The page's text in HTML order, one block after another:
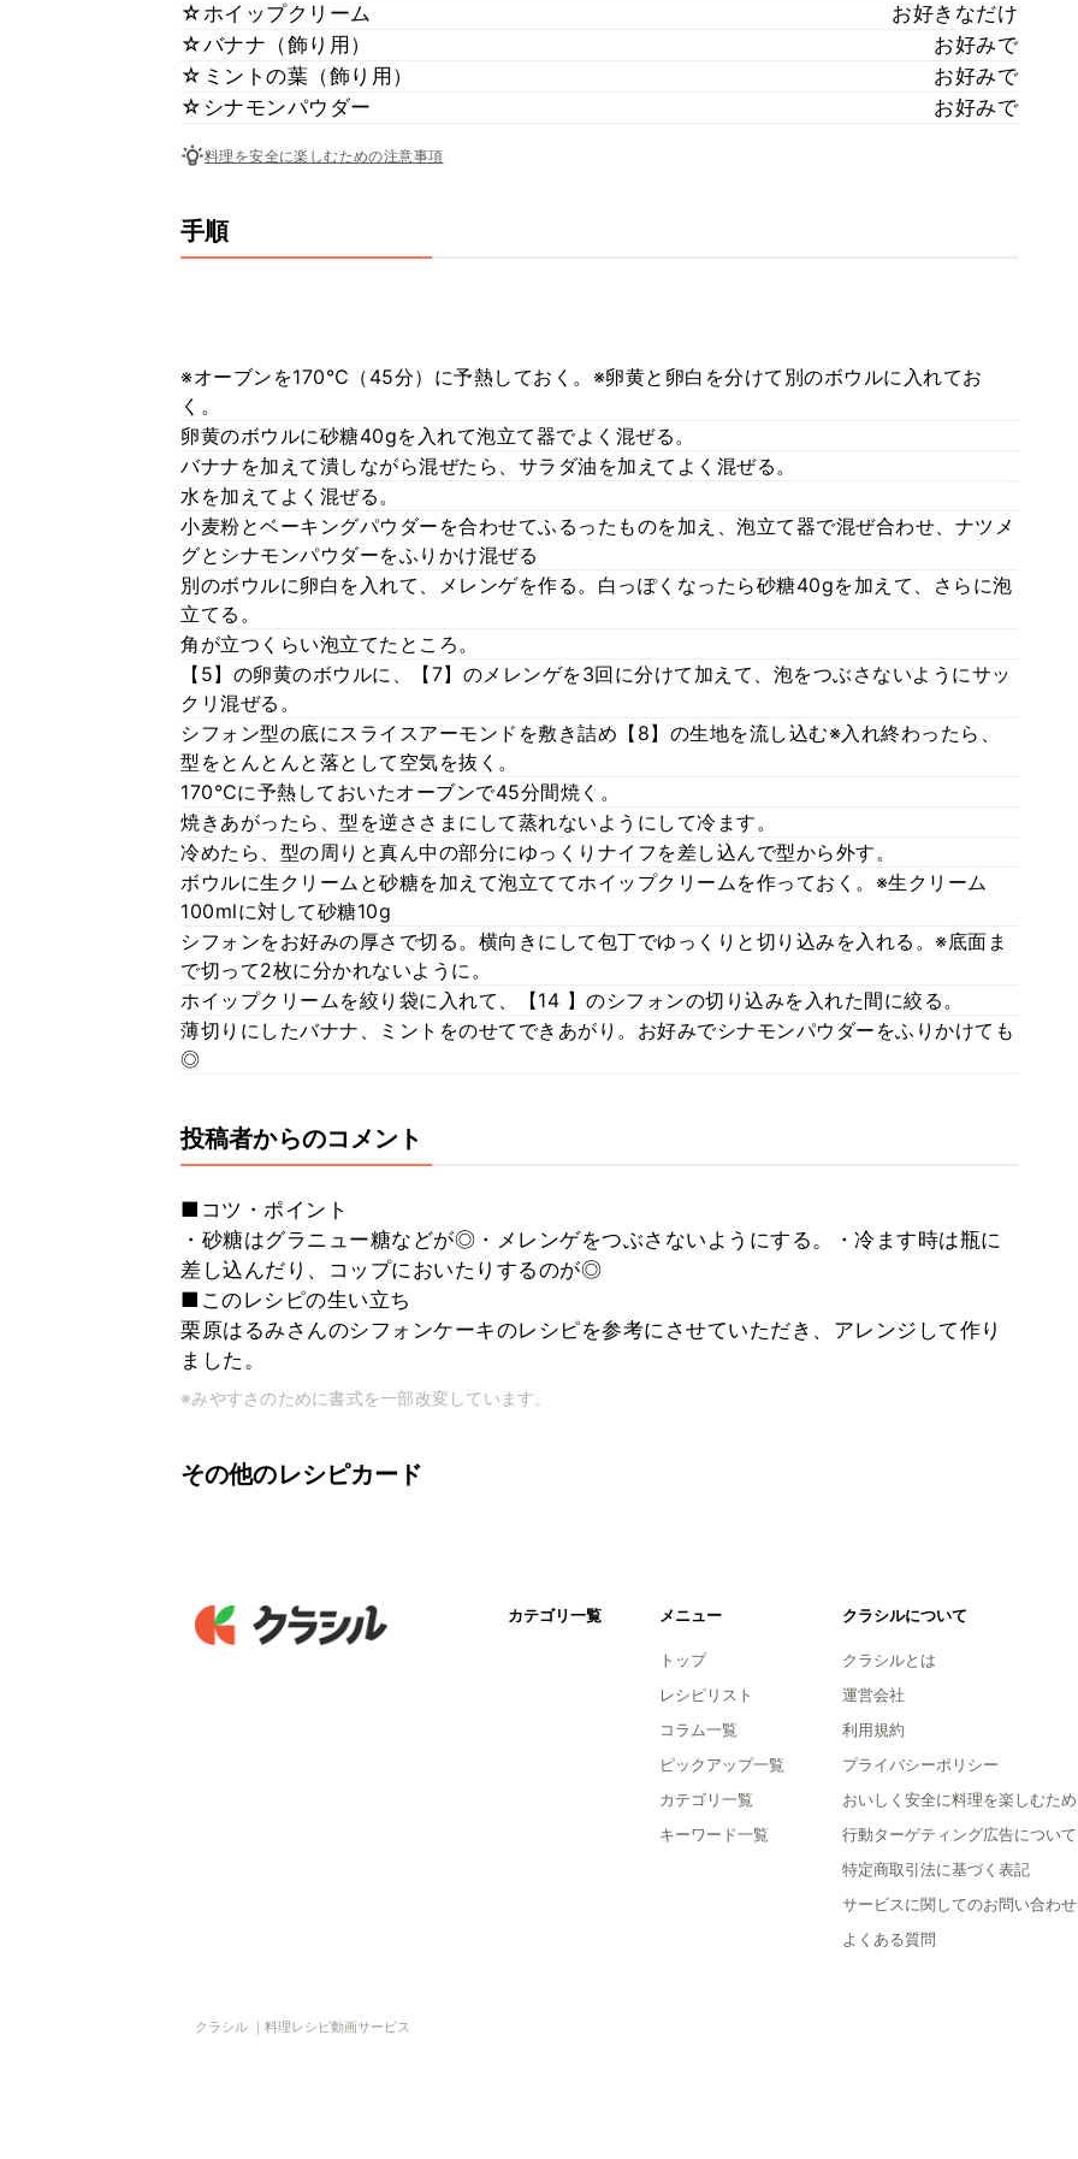
☆ホイップクリーム
お好きなだけ
☆バナナ（飾り用）
お好みで
☆ミントの葉（飾り用）
お好みで
☆シナモンパウダー
お好みで
料理を安全に楽しむための注意事項
手順
※オーブンを170℃（45分）に予熱しておく。※卵黄と卵白を分けて別のボウルに入れてお
く。
卵黄のボウルに砂糖40gを入れて泡立て器でよく混ぜる。
バナナを加えて潰しながら混ぜたら、サラダ油を加えてよく混ぜる。
水を加えてよく混ぜる。
小麦粉とベーキングパウダーを合わせてふるったものを加え、泡立て器で混ぜ合わせ、ナツメ
グとシナモンパウダーをふりかけ混ぜる
別のボウルに卵白を入れて、メレンゲを作る。白っぽくなったら砂糖40gを加えて、さらに泡
立てる。
角が立つくらい泡立てたところ。
【5】の卵黄のボウルに、【7】のメレンゲを3回に分けて加えて、泡をつぶさないようにサッ
クリ混ぜる。
シフォン型の底にスライスアーモンドを敷き詰め【8】の生地を流し込む※入れ終わったら、
型をとんとんと落として空気を抜く。
170℃に予熱しておいたオーブンで45分間焼く。
焼きあがったら、型を逆ささまにして蒸れないようにして冷ます。
冷めたら、型の周りと真ん中の部分にゆっくりナイフを差し込んで型から外す。
ボウルに生クリームと砂糖を加えて泡立ててホイップクリームを作っておく。※生クリーム
100mlに対して砂糖10g
シフォンをお好みの厚さで切る。横向きにして包丁でゆっくりと切り込みを入れる。※底面ま
で切って2枚に分かれないように。
ホイップクリームを絞り袋に入れて、【14 】のシフォンの切り込みを入れた間に絞る。
薄切りにしたバナナ、ミントをのせてできあがり。お好みでシナモンパウダーをふりかけても
◎
投稿者からのコメント
■コツ・ポイント
・砂糖はグラニュー糖などが◎・メレンゲをつぶさないようにする。・冷ます時は瓶に
差し込んだり、コップにおいたりするのが◎
■このレシピの生い立ち
栗原はるみさんのシフォンケーキのレシピを参考にさせていただき、アレンジして作り
ました。
※みやすさのために書式を一部改変しています。
その他のレシピカード
カテゴリ一覧 メニュー
トップ
レシピリスト
コラム一覧
ピックアップ一覧
カテゴリ一覧
キーワード一覧
クラシルについて
クラシルとは
運営会社
利用規約
プライバシーポリシー
おいしく安全に料理を楽しむため
行動ターゲティング広告について
特定商取引法に基づく表記
サービスに関してのお問い合わせ
よくある質問
クラシル ｜料理レシピ動画サービス